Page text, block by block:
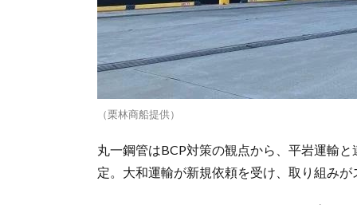
（栗林商船提供）
丸一鋼管はBCP対策の観点から、平岩運輸
定。大和運輸が新規依頼を受け、取り組みが